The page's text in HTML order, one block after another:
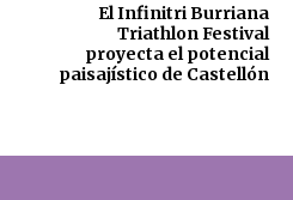
El Infinitri Burriana
Triathlon Festival
proyecta el potencial
paisajístico de Castellón